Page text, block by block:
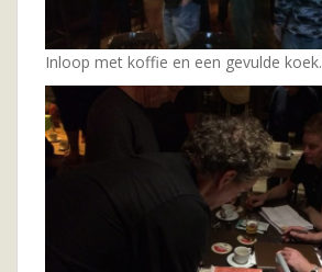
Inloop met koffie en een gevulde koek.